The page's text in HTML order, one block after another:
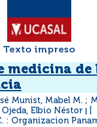
Texto impreso
medicina de
Munist, Mabel M. ;
Elbio Néstor
: Organizacion